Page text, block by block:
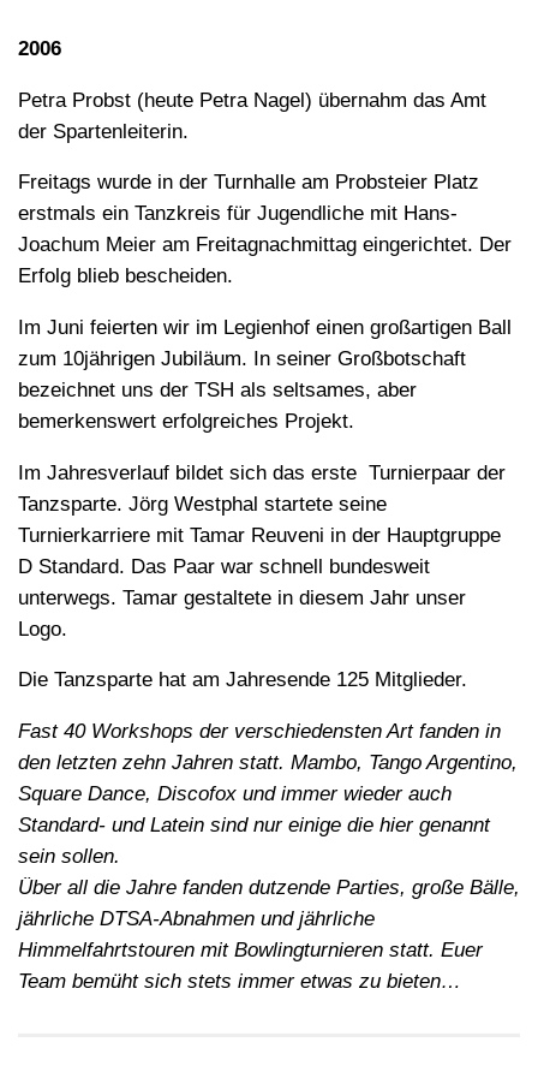
2006
Petra Probst (heute Petra Nagel) übernahm das Amt
der Spartenleiterin.
Freitags wurde in der Turnhalle am Probsteier Platz
erstmals ein Tanzkreis für Jugendliche mit Hans-
Joachum Meier am Freitagnachmittag eingerichtet. Der
Erfolg blieb bescheiden.
Im Juni feierten wir im Legienhof einen großartigen Ball
zum 10jährigen Jubiläum. In seiner Großbotschaft
bezeichnet uns der TSH als seltsames, aber
bemerkenswert erfolgreiches Projekt.
Im Jahresverlauf bildet sich das erste Turnierpaar der
Tanzsparte. Jörg Westphal startete seine
Turnierkarriere mit Tamar Reuveni in der Hauptgruppe
D Standard. Das Paar war schnell bundesweit
unterwegs. Tamar gestaltete in diesem Jahr unser
Logo.
Die Tanzsparte hat am Jahresende 125 Mitglieder.
Fast 40 Workshops der verschiedensten Art fanden in
den letzten zehn Jahren statt. Mambo, Tango Argentino,
Square Dance, Discofox und immer wieder auch
Standard- und Latein sind nur einige die hier genannt
sein sollen.
Über all die Jahre fanden dutzende Parties, große Bälle,
jährliche DTSA-Abnahmen und jährliche
Himmelfahrtstouren mit Bowlingturnieren statt. Euer
Team bemüht sich stets immer etwas zu bieten…